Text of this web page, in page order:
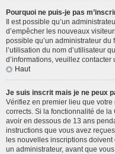
Pourquoi ne puis-je pas
Il est possible qu’un
d’empêcher les nouveaux
possible qu’un administrateur
l’utilisation du nom d’utilisateur
d’informations, veuillez
Haut
Je suis inscrit mais je ne peux
Vérifiez en premier lieu que votre
corrects. Si la fonctionnalité de la
avoir en dessous de 13 ans
instructions que vous avez
les nouvelles inscriptions
un administrateur, avant que